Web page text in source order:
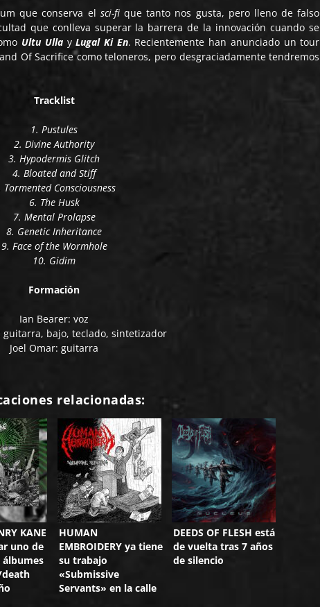
que conserva el sci-fique tanto nos gusta, pero lleno de falso
que conlleva superar la barrera de la innovación cuando se
Ultu Ulla​ y ​Lugal Ki En​. Recientemente han anunciado un tour
Of Sacrifice como teloneros, pero desgraciadamente tendremos
Tracklist
1. Pustules
2. Divine Authority
3. Hypodermis Glitch
4. Bloated and Stiff
Tormented Consciousness
6. The Husk
7. Mental Prolapse
8. Genetic Inheritance
9. Face of the Wormhole
10. Gidim
Formación
Ian Bearer: voz
guitarra, bajo, teclado, sintetizador
Joel Omar: guitarra
relacionadas:
KANE
uno de
álbumes
HUMAN
EMBROIDERY ya tiene
su trabajo
«Submissive
Servants» en la calle
DEEDS OF FLESH está
de vuelta tras 7 años
de silencio